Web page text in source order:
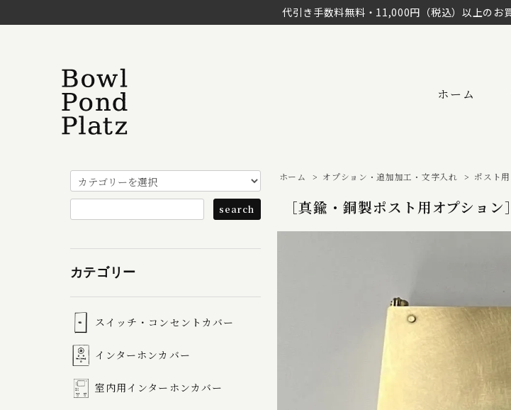
代引き手数料無料・11,000円（税込）以上のお
ホーム
ホーム > オプション・追加加工・文字入れ > ポスト用
［真鍮・銅製ポスト用オプショ
カテゴリー
スイッチ・コンセントカバー
インターホンカバー
室内用インターホンカバー